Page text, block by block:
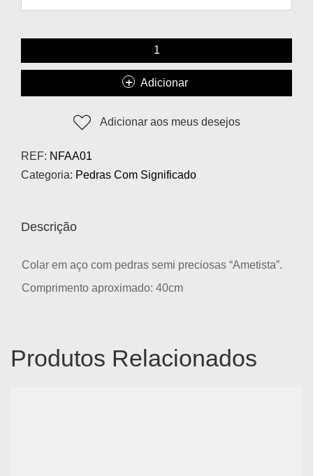
Adicionar
Adicionar aos meus desejos
REF: NFAA01
Categoria: Pedras Com Significado
Descrição
Colar em aço com pedras semi preciosas “Ametista”.
Comprimento aproximado: 40cm
Produtos Relacionados